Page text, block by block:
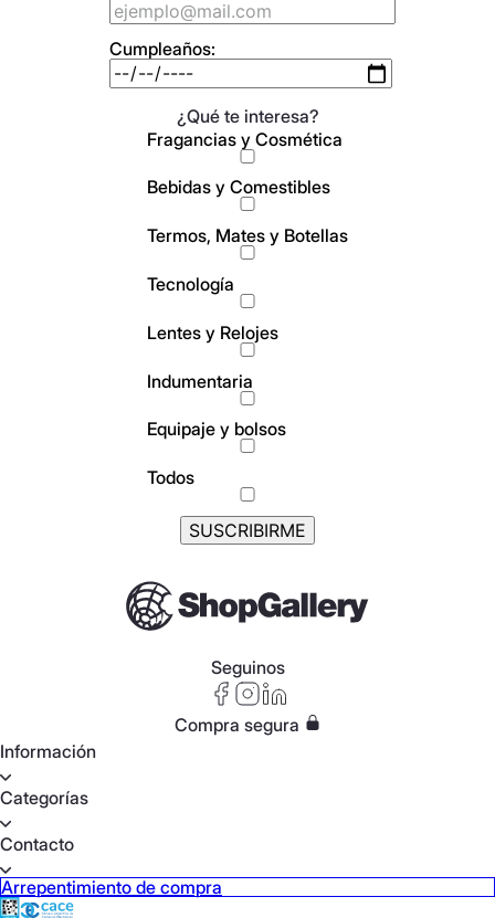
Cumpleaños:
¿Qué te interesa?
Fragancias y Cosmética
Bebidas y Comestibles
Termos, Mates y Botellas
Tecnología
Lentes y Relojes
Indumentaria
Equipaje y bolsos
Todos
Seguinos
Compra segura
Información
Categorías
Contacto
Arrepentimiento de compra